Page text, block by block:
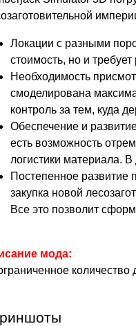
Локации с разными
стоимость, но и
Необходимость
смоделирована
контроль за тем, куда
Обеспечение и
есть возможность
логистики материала.
Постепенное развитие
закупка новой
Все это позволит
мода:
количество